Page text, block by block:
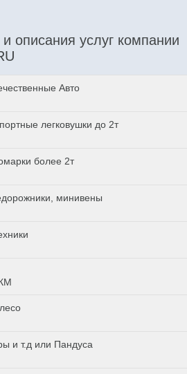
описания услуг компании
Авто
легковушки до 2т
более 2т
минивены
и т.д или Пандуса